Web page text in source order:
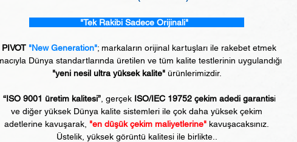
"Tek Rakibi Sadece Orijinali"
PIVOT "New Generation"; markaların orijinal kartuşları ile rakebet etmek
Dünya standartlarında üretilen ve tüm kalite testlerinin uygulandığı
"yeni nesil ultra yüksek kalite"ürünlerimizdir.
“ISO 9001 üretim kalitesi”, gerçekISO/IEC 19752 çekim adedi garantisi
ve diğer yüksek Dünya kalite sistemleri ile çok daha yüksek çekim
adetlerine kavuşarak, "en düşük çekim maliyetlerine" kavuşacaksınız.
Üstelik, yüksek görüntü kalitesi ile birlikte..